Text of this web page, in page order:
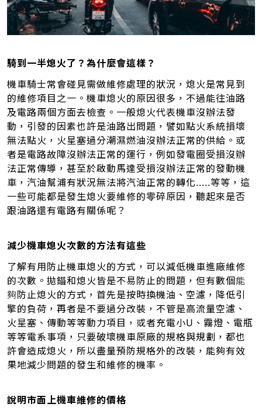
騎到一半熄火了？為什麼會這樣？
機車騎士常會碰見需做維修處理的狀況，熄火是常見到
的維修項目之一。機車熄火的原因很多，不過能往油路
及電路兩個方面去檢查。一般熄火代表機車沒辦法發
動，引發的因素也許是油路出問題，譬如點火系統損壞
無法點火，火星塞過分潮濕燃油沒辦法正常的供給。或
者是電路故障沒辦法正常的運行，例如發電圈受損沒辦
法正常傳導，甚至於啟動馬達受損沒辦法正常的發動機
車，汽油幫浦有狀況無法將汽油正常的轉化.....等等，這
一些可能都是發生熄火要維修的零碎原因，聽起來是否
跟油路還有電路有關係呢？
減少機車熄火次數的方法有這些
了解有用防止機車熄火的方式，可以減低機車進廠維修
的次數。拋錨和熄火皆是不易防止的問題，但有數個能
夠防止熄火的方式，首先是按時換機油、空濾，降低引
擎的負荷，再者是不要過分改裝，不管是高流量空濾、
火星塞、傳動等等動力項目，或者充電小U、霧燈、電瓶
等等電系事項，只要破壞機車原廠的規格與規劃，都也
許會造成熄火，所以盡量預防規格外的改裝，能夠有效
果地減少問題的發生和維修的機率 。
說明市面上機車維修的價格